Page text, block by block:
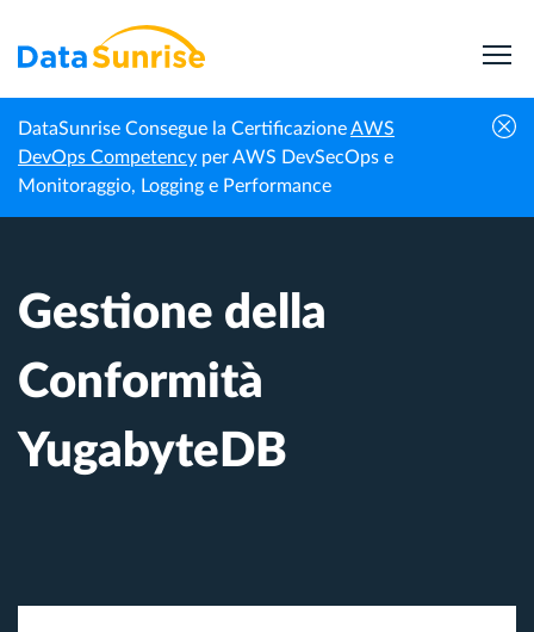
DataSunrise Consegue la CertificazioneAWS
DevOps Competency per AWS DevSecOps e
Monitoraggio, Logging e Performance
Homepage
Centro di
Conoscenza
Gestione della Conformità
Gestione della
Conformità
YugabyteDB